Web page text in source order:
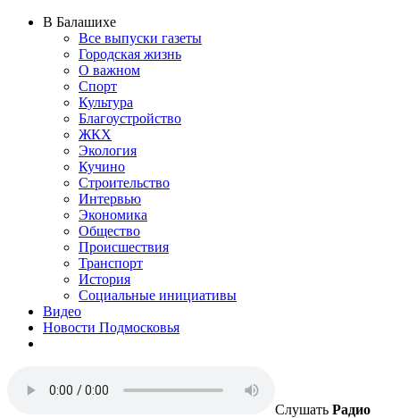
В Балашихе
Все выпуски газеты
Городская жизнь
О важном
Спорт
Культура
Благоустройство
ЖКХ
Экология
Кучино
Строительство
Интервью
Экономика
Общество
Происшествия
Транспорт
История
Социальные инициативы
Видео
Новости Подмосковья
Слушать Радио